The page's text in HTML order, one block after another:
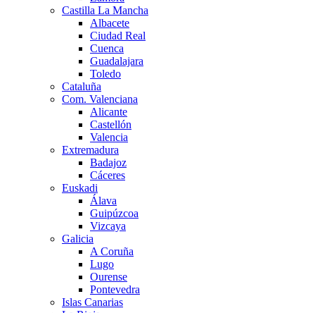
Castilla La Mancha
Albacete
Ciudad Real
Cuenca
Guadalajara
Toledo
Cataluña
Com. Valenciana
Alicante
Castellón
Valencia
Extremadura
Badajoz
Cáceres
Euskadi
Álava
Guipúzcoa
Vizcaya
Galicia
A Coruña
Lugo
Ourense
Pontevedra
Islas Canarias